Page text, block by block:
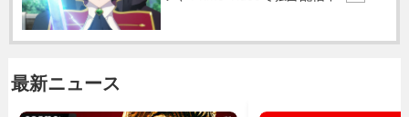
最新ニュース